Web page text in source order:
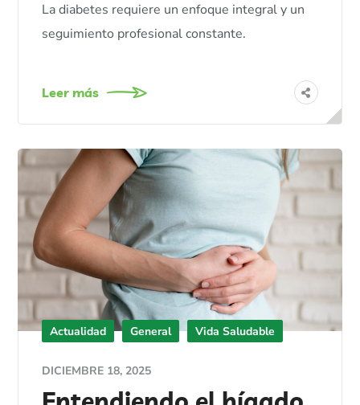
La diabetes requiere un enfoque integral y un
seguimiento profesional constante.
Leer más
Actualidad General Vida Saludable
DICIEMBRE 18, 2025